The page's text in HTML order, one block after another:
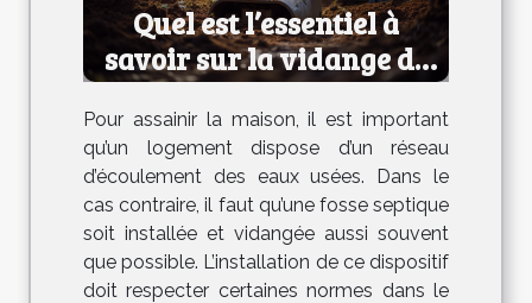
Quel est l’essentiel à
savoir sur la vidange de
fosse septique ?
Pour assainir la maison, il est important
qu’un logement dispose d’un réseau
d’écoulement des eaux usées. Dans le
cas contraire, il faut qu’une fosse septique
soit installée et vidangée aussi souvent
que possible. L’installation de ce dispositif
doit respecter certaines normes dans le